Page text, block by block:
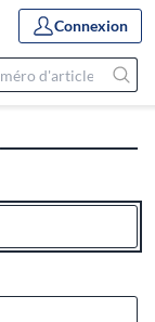
Connexion